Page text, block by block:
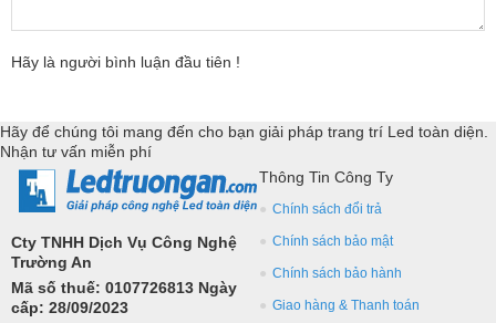
Hãy là người bình luận đầu tiên !
Hãy để chúng tôi mang đến cho bạn giải pháp trang trí Led toàn diện.
Nhận tư vấn miễn phí
Cty TNHH Dịch Vụ Công Nghệ
Trường An
Mã số thuế: 0107726813 Ngày
cấp: 28/09/2023
Thông Tin Công Ty
Chính sách đổi trả
Chính sách bảo mật
Chính sách bảo hành
Giao hàng & Thanh toán